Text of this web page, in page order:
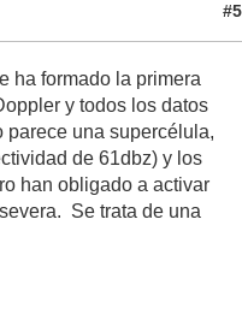
#5
ha formado la primera
y todos los datos
parece una supercélula,
de 61dbz) y los
han obligado a activar
Se trata de una